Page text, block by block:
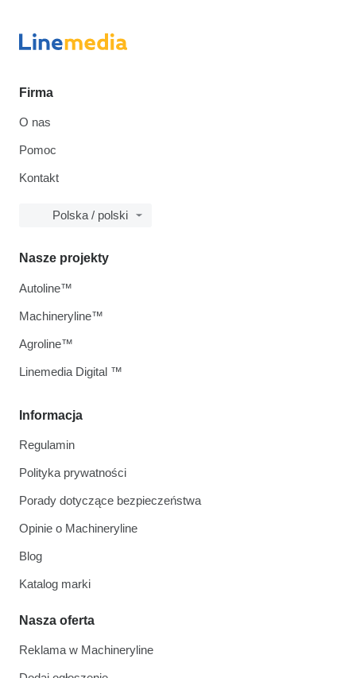
Firma
O nas
Pomoc
Kontakt
Polska / polski
Informacja
Regulamin
Polityka prywatności
Porady dotyczące bezpieczeństwa
Opinie o Machineryline
Blog
Katalog marki
Nasza oferta
Reklama w Machineryline
Nasze projekty
Autoline™
Machineryline™
Agroline™
Linemedia Digital ™